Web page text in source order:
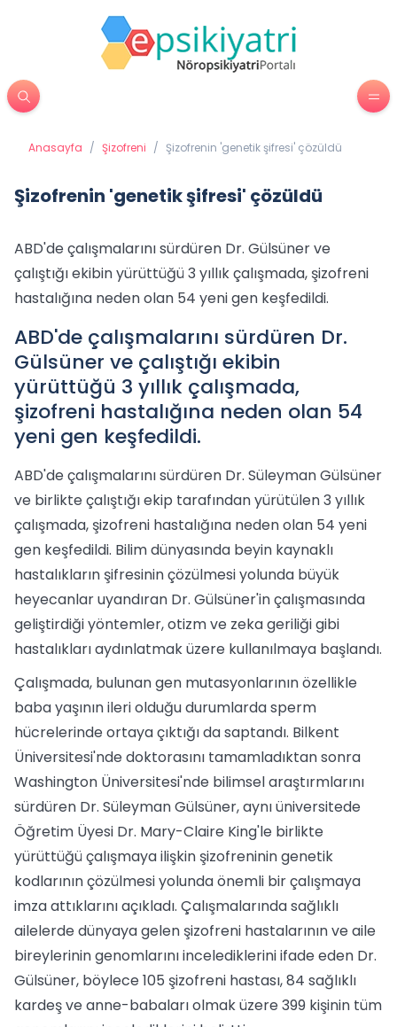
Anasayfa / Şizofreni / Şizofrenin 'genetik şifresi' çözüldü
Şizofrenin 'genetik şifresi' çözüldü
ABD'de çalışmalarını sürdüren Dr. Gülsüner ve
çalıştığı ekibin yürüttüğü 3 yıllık çalışmada, şizofreni
hastalığına neden olan 54 yeni gen keşfedildi.
ABD'de çalışmalarını sürdüren Dr.
Gülsüner ve çalıştığı ekibin
yürüttüğü 3 yıllık çalışmada,
şizofreni hastalığına neden olan 54
yeni gen keşfedildi.
ABD'de çalışmalarını sürdüren Dr. Süleyman Gülsüner
ve birlikte çalıştığı ekip tarafından yürütülen 3 yıllık
çalışmada, şizofreni hastalığına neden olan 54 yeni
gen keşfedildi. Bilim dünyasında beyin kaynaklı
hastalıkların şifresinin çözülmesi yolunda büyük
heyecanlar uyandıran Dr. Gülsüner'in çalışmasında
geliştirdiği yöntemler, otizm ve zeka geriliği gibi
hastalıkları aydınlatmak üzere kullanılmaya başlandı.
Çalışmada, bulunan gen mutasyonlarının özellikle
baba yaşının ileri olduğu durumlarda sperm
hücrelerinde ortaya çıktığı da saptandı. Bilkent
Üniversitesi'nde doktorasını tamamladıktan sonra
Washington Üniversitesi'nde bilimsel araştırmlarını
sürdüren Dr. Süleyman Gülsüner, aynı üniversitede
Öğretim Üyesi Dr. Mary-Claire King'le birlikte
yürüttüğü çalışmaya ilişkin şizofreninin genetik
kodlarının çözülmesi yolunda önemli bir çalışmaya
imza attıklarını açıkladı. Çalışmalarında sağlıklı
ailelerde dünyaya gelen şizofreni hastalarının ve aile
bireylerinin genomlarını incelediklerini ifade eden Dr.
Gülsüner, böylece 105 şizofreni hastası, 84 sağlıklı
kardeş ve anne-babaları olmak üzere 399 kişinin tüm